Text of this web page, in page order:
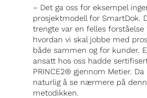
– Det ga oss for eksempel
prosjektmodell for SmartDok.
trengte var en felles forståelse
hvordan vi skal jobbe med
både sammen og for kunder.
ansatt hos oss hadde
PRINCE2® gjennom Metier.
naturlig å se nærmere på
metodikken.